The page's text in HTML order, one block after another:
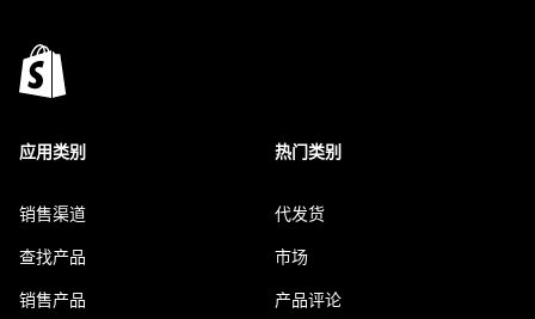
应用类别
销售渠道
查找产品
销售产品
热门类别
代发货
市场
产品评论